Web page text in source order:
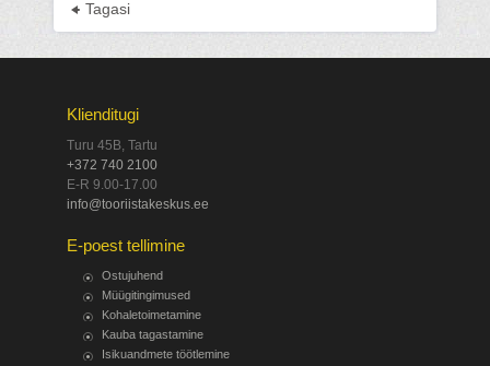
Tagasi
Klienditugi
Turu 45B, Tartu
+372 740 2100
E-R 9.00-17.00
info@tooriistakeskus.ee
E-poest tellimine
Ostujuhend
Müügitingimused
Kohaletoimetamine
Kauba tagastamine
Isikuandmete töötlemine